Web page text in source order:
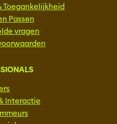
Toegankelijkheid
Passen
vragen
Interactie